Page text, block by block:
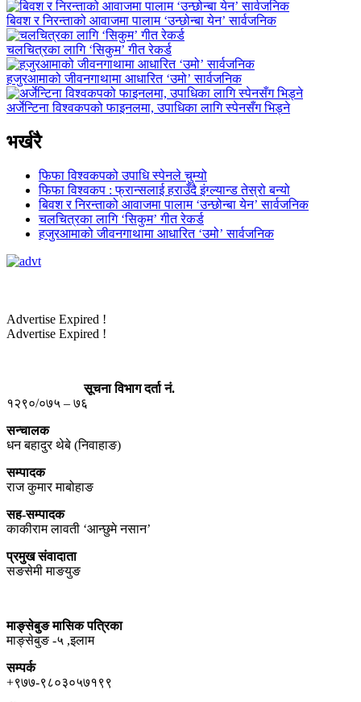
बिवश र निरन्ताको आवाजमा पालाम ‘उन्छोन्बा येन’ सार्वजनिक
चलचित्रका लागि ‘सिकुम’ गीत रेकर्ड
हजुरआमाको जीवनगाथामा आधारित ‘उमो’ सार्वजनिक
अर्जेन्टिना विश्वकपको फाइनलमा, उपाधिका लागि स्पेनसँग भिड्ने
भर्खरै
फिफा विश्वकपको उपाधि स्पेनले चुम्यो
फिफा विश्वकप : फ्रान्सलाई हराउँदै इंग्ल्यान्ड तेस्रो बन्यो
बिवश र निरन्ताको आवाजमा पालाम ‘उन्छोन्बा येन’ सार्वजनिक
चलचित्रका लागि ‘सिकुम’ गीत रेकर्ड
हजुरआमाको जीवनगाथामा आधारित ‘उमो’ सार्वजनिक
Advertise Expired !
Advertise Expired !
सूचना विभाग दर्ता नं.
१२९०/०७५ – ७६
सन्चालक
धन बहादुर थेबे (निवाहाङ)
सम्पादक
राज कुमार माबोहाङ
सह-सम्पादक
काकीराम लावती ‘आन्छुमे नसान’
प्रमुख संवादाता
सङसेमी माङयुङ
माङ्सेबुङ मासिक पत्रिका
माङ्सेबुङ -५ ,इलाम
सम्पर्क
+९७७-९८०३०५७१९९